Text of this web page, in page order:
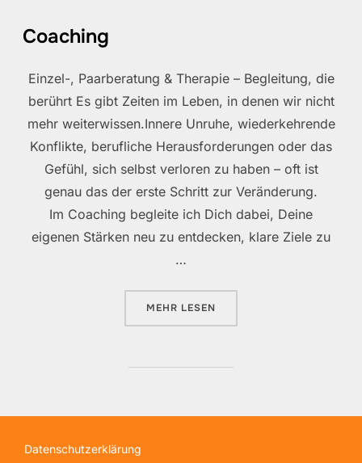
Coaching
Einzel-, Paarberatung & Therapie – Begleitung, die
berührt Es gibt Zeiten im Leben, in denen wir nicht
mehr weiterwissen.Innere Unruhe, wiederkehrende
Konflikte, berufliche Herausforderungen oder das
Gefühl, sich selbst verloren zu haben – oft ist
genau das der erste Schritt zur Veränderung.
Im Coaching begleite ich Dich dabei, Deine
eigenen Stärken neu zu entdecken, klare Ziele zu
…
MEHR ÜBER „COACHING“
LESEN
Datenschutzerklärung